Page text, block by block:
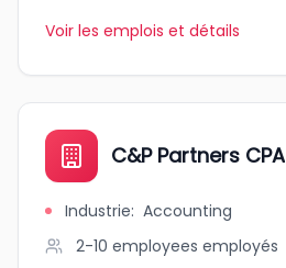
Voir les emplois et détails
C&P Partners CPA
Industrie: Accounting
2-10 employees employés